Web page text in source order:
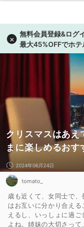
クリスマスはあ
まに楽しめるおす
2024年06月24日
tomato_
歳も近くて、女同士で
はお互いに分かり合え
えるし、いっしょに過
よね。姉妹の大切さっ